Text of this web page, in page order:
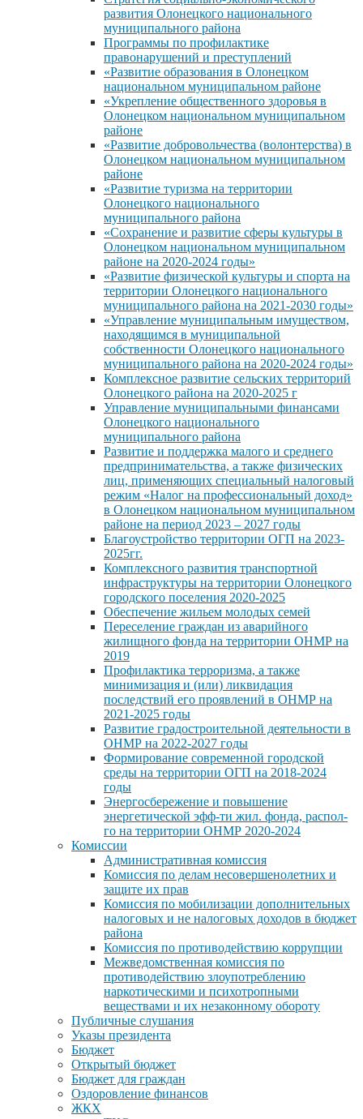
развития Олонецкого национального
муниципального района
Программы по профилактике
правонарушений и преступлений
«Развитие образования в Олонецком
национальном муниципальном районе
«Укрепление общественного здоровья в
Олонецком национальном муниципальном
районе
«Развитие добровольчества (волонтерства) в
Олонецком национальном муниципальном
районе
«Развитие туризма на территории
Олонецкого национального
муниципального района
«Сохранение и развитие сферы культуры в
Олонецком национальном муниципальном
районе на 2020-2024 годы»
«Развитие физической культуры и спорта на
территории Олонецкого национального
муниципального района на 2021-2030 годы»
«Управление муниципальным имуществом,
находящимся в муниципальной
собственности Олонецкого национального
муниципального района на 2020-2024 годы»
Комплексное развитие сельских территорий
Олонецкого района на 2020-2025 г
Управление муниципальными финансами
Олонецкого национального
муниципального района
Развитие и поддержка малого и среднего
предпринимательства, а также физических
лиц, применяющих специальный налоговый
режим «Налог на профессиональный доход»
в Олонецком национальном муниципальном
районе на период 2023 – 2027 годы
Благоустройство территории ОГП на 2023-
2025гг.
Комплексного развития транспортной
инфраструктуры на территории Олонецкого
городского поселения 2020-2025
Обеспечение жильем молодых семей
Переселение граждан из аварийного
жилищного фонда на территории ОНМР на
2019
Профилактика терроризма, а также
минимизация и (или) ликвидация
последствий его проявлений в ОНМР на
2021-2025 годы
Развитие градостроительной деятельности в
ОНМР на 2022-2027 годы
Формирование современной городской
среды на территории ОГП на 2018-2024
годы
Энергосбережение и повышение
энергетической эфф-ти жил. фонда, распол-
го на территории ОНМР 2020-2024
Комиссии
Административная комиссия
Комиссия по делам несовершенолетних и
защите их прав
Комиссия по мобилизации дополнительных
налоговых и не налоговых доходов в бюджет
района
Комиссия по противодействию коррупции
Межведомственная комиссия по
противодействию злоупотреблению
наркотическими и психотропными
веществами и их незаконному обороту
Публичные слушания
Указы президента
Бюджет
Открытый бюджет
Бюджет для граждан
Оздоровление финансов
ЖКХ